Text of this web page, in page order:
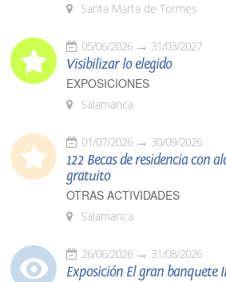
Santa Marta de Tormes
05/06/2026 31/03/2027
Visibilizar lo elegido
EXPOSICIONES
Salamanca
01/07/2026 30/09/2026
122 Becas de residencia con
gratuito
OTRAS ACTIVIDADES
Salamanca
26/06/2026 31/08/2026
Exposición El gran banquete II